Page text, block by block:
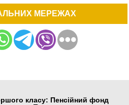
МЕРЕЖАХ
класу: Пенсійний фонд